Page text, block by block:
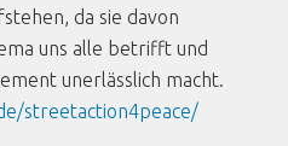
da sie davon
uns alle betrifft und
unerlässlich macht.
streetaction4peace/